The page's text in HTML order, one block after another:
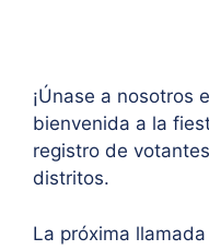
¡Únase a nosotros
bienvenida a la
registro de
distritos.
La próxima llamada